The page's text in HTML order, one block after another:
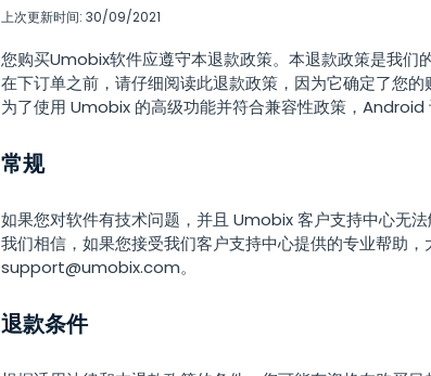
上次更新时间: 30/09/2021
您购买Umobix软件应遵守本退款政策。本退款政策是我们
在下订单之前，请仔细阅读此退款政策，因为它确定了您的
为了使用 Umobix 的高级功能并符合兼容性政策，Android
常规
如果您对软件有技术问题，并且 Umobix 客户支持中心无
我们相信，如果您接受我们客户支持中心提供的专业帮助
support@umobix.com。
退款条件